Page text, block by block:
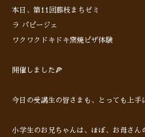
本日、第11回藤枝まちゼミ
ラ パピージェ
ワクワクドキドキ窯焼ピザ体験
開催しました🍕
今日の受講生の皆さまも、とっても上手
小学生のお兄ちゃんは、ほぼ、お母さん